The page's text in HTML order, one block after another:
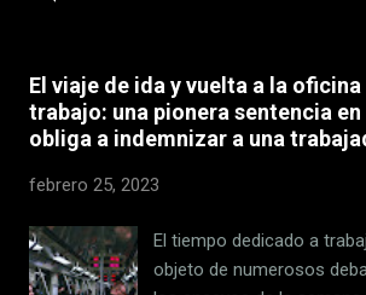
hacerse notar en un
lleva explorando desde
marcha el grupo Facebook
(FAI). Ayer la compañía y
su presencia en la carrera
presentando su nuevo
El viaje de ida y vuelta a la oficina
trabajo: una pionera sentencia
obliga a indemnizar a una
febrero 25, 2023
El tiempo dedicado a
objeto de numerosos